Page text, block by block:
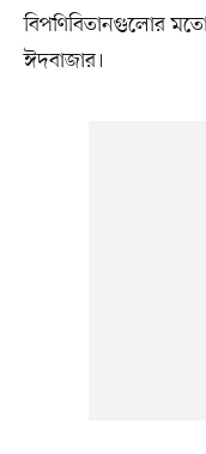
বিপণিবিতানগুলোর
ঈদবাজার।